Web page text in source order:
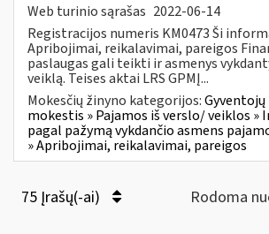
Web turinio sąrašas 2022-06-14
Registracijos numeris KM0473 Ši
Apribojimai, reikalavimai, pareigos
paslaugas gali teikti ir asmenys
veiklą. Teises aktai LRS GPMĮ...
Mokesčių žinyno kategorijos:
mokestis » Pajamos iš verslo/ veiklos »
pagal pažymą vykdančio asmens
» Apribojimai, reikalavimai, pareigos
75 Įrašų(-ai) Rodoma